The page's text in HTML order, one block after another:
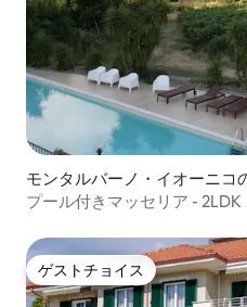
モンタルバーノ・イオーニコ
パート
プール付きマッセリア - 2LDK
ゲストチョイス
ゲストチョイス